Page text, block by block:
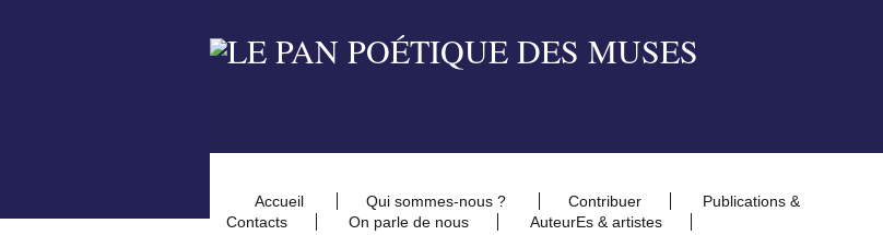
Accueil Qui sommes-nous ? Contribuer
Publications &
Contacts
On parle de nous AuteurEs & artistes